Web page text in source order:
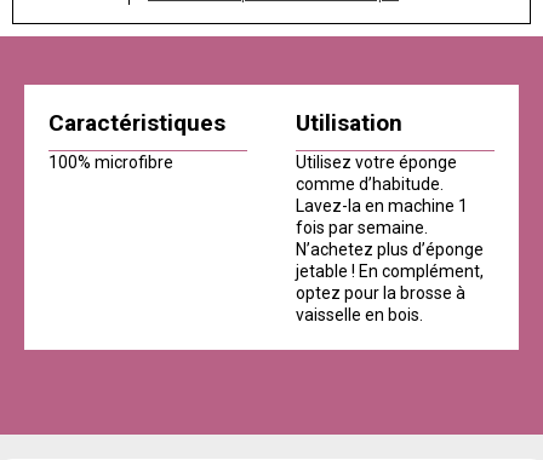
Caractéristiques
100% microfibre
Utilisation
Utilisez votre éponge
comme d’habitude.
Lavez-la en machine 1
fois par semaine.
N’achetez plus d’éponge
jetable ! En complément,
optez pour la brosse à
vaisselle en bois.